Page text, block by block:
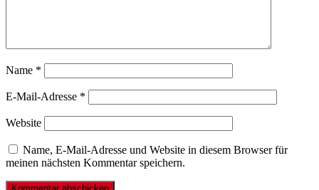
Name *
E-Mail-Adresse *
Website
Name, E-Mail-Adresse und Website in diesem Browser für
meinen nächsten Kommentar speichern.